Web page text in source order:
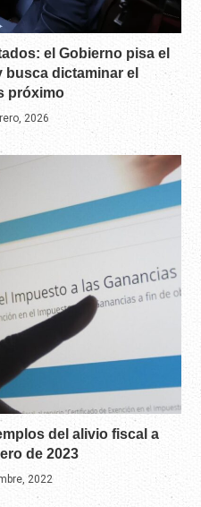
el Gobierno pisa el
dictaminar el
próximo
2026
del alivio fiscal a
de 2023
2022